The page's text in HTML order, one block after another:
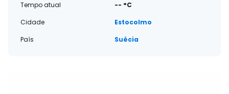
Tempo atual
-- °C
Cidade
Estocolmo
País
Suécia